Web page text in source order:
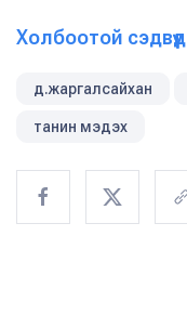
Холбоотой сэдвүүд
д.жаргалсайхан
танин мэдэх